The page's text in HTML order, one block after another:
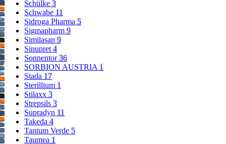
Schülke 3
Schwabe 11
Sidroga Pharma 5
Sigmapharm 9
Similasan 9
Sinupret4
Sonnentor36
SORBION AUSTRIA 1
Stada 17
Sterillium 1
Stilaxx 3
Strepsils 3
Supradyn 11
Takeda 4
Tantum Verde 5
Taumea 1